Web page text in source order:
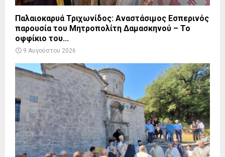
Παλαιοκαρυά Τριχωνίδος: Αναστάσιμος Εσπερινός
παρουσία του Μητροπολίτη Δαμασκηνού – Το
οφφίκιο του...
9 Αυγούστου 2026